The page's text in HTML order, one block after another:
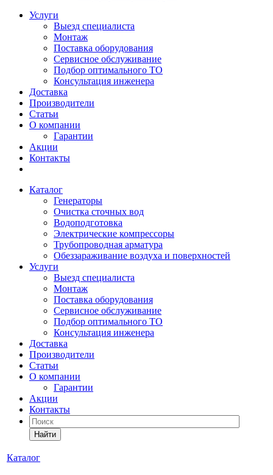
Услуги
Выезд специалиста
Монтаж
Поставка оборудования
Сервисное обслуживание
Подбор оптимального ТО
Консультация инженера
Доставка
Производители
Статьи
О компании
Гарантии
Акции
Контакты
Каталог
Генераторы
Очистка сточных вод
Водоподготовка
Электрические компрессоры
Трубопроводная арматура
Обеззараживание воздуха и поверхностей
Услуги
Выезд специалиста
Монтаж
Поставка оборудования
Сервисное обслуживание
Подбор оптимального ТО
Консультация инженера
Доставка
Производители
Статьи
О компании
Гарантии
Акции
Контакты
Найти
Каталог